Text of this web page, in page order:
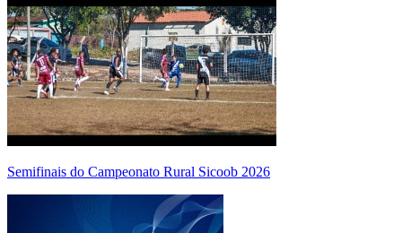
Semifinais do Campeonato Rural Sicoob 2026